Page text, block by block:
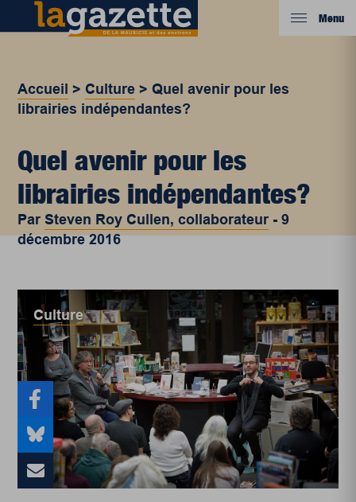
Menu
Accueil > Culture >Quel avenir pour les
librairies indépendantes?
Quel avenir pour les
librairies indépendantes?
ParSteven Roy Cullen, collaborateur -9
décembre 2016
Culture